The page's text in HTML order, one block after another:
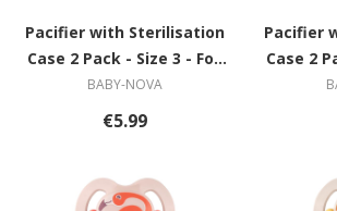
Pacifier with Sterilisation
Case 2 Pack - Size 3 - Fox
& Sheep
BABY-NOVA
€5.99
Pacifier
Case 2